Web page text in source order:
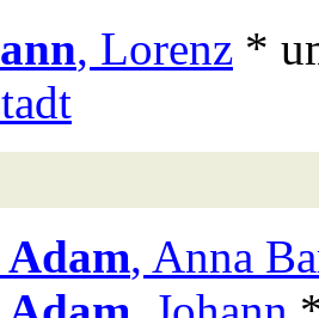
, Lorenz *
Adam, Anna